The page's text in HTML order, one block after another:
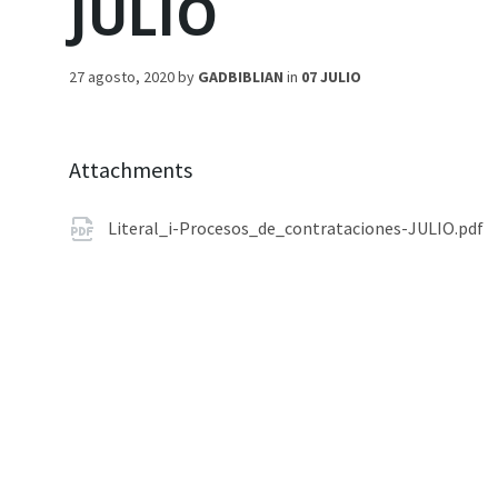
JULIO
27 agosto, 2020by GADBIBLIAN in 07 JULIO
Attachments
Literal_i-Procesos_de_contrataciones-JULIO.pdf